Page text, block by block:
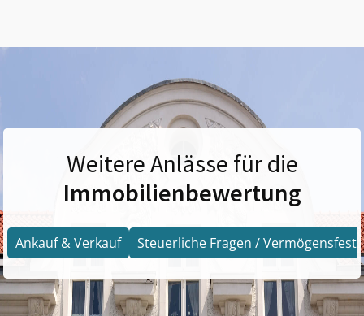
Weitere Anlässe für die
Immobilienbewertung
Ankauf & Verkauf Steuerliche Fragen /